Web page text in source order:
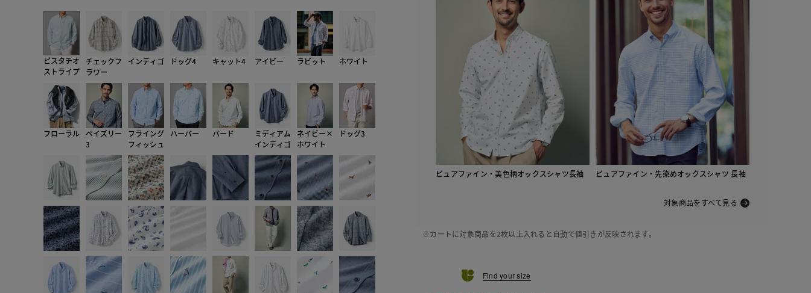
ピスタチオ
ストライプ
チェックフ
ラワー
インディゴ ドッグ4 キャット4 アイビー ラビット ホワイト
フローラル ペイズリー
3
フライング
フィッシュ
ハーバー バード
ミディアム
インディゴ
ネイビー×
ホワイト
ドッグ3
ピュアファイン・美色柄オックスシャツ長袖 ピュアファイン・先染めオックスシャツ 長袖
対象商品をすべて見る
※カートに対象商品を2枚以上入れると自動で値引きが反映されます。
Find your size